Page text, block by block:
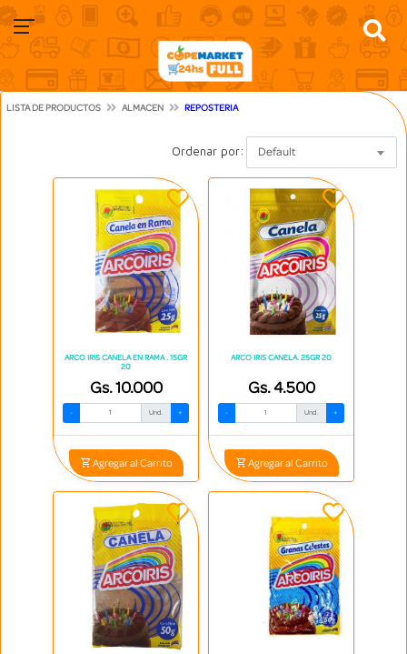
LISTA DE PRODUCTOS ALMACEN REPOSTERIA
Ordenar por: Default
ARCO IRIS CANELA EN RAMA . 15GR
20
Gs. 10.000
- Und. +
Agregar al Carrito
ARCO IRIS CANELA. 25GR 20
Gs. 4.500
- Und. +
Agregar al Carrito